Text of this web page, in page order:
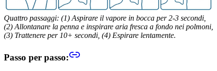
Quattro passaggi: (1) Aspirare il vapore in bocca per 2-3 secondi,
(2) Allontanare la penna e inspirare aria fresca a fondo nei polmoni,
(3) Trattenere per 10+ secondi, (4) Espirare lentamente.
Passo per passo: